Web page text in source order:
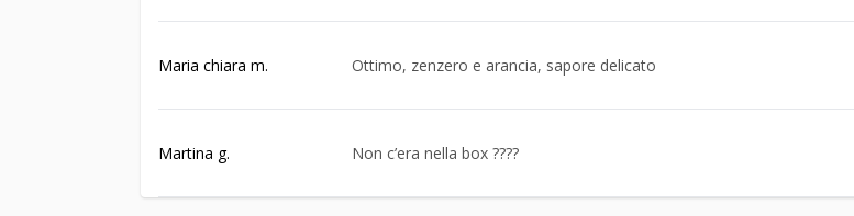
Maria chiara m. Ottimo, zenzero e arancia, sapore delicato
Martina g. Non c’era nella box ????